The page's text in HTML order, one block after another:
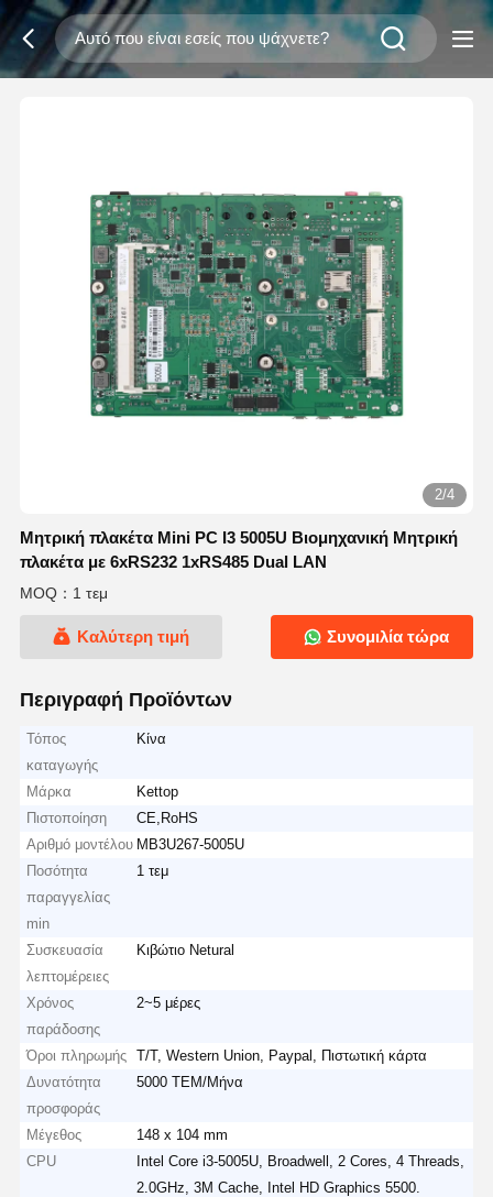
3/4
Μητρική πλακέτα Mini PC I3 5005U Βιομηχανική Μητρική
πλακέτα με 6xRS232 1xRS485 Dual LAN
MOQ：1 τεμ
Καλύτερη τιμή Συνομιλία τώρα
Περιγραφή Προϊόντων
Τόπος
καταγωγής
Κίνα
Μάρκα
Kettop
Πιστοποίηση
CE,RoHS
Αριθμό μοντέλου MB3U267-5005U
Ποσότητα
παραγγελίας
min
1 τεμ
Συσκευασία
λεπτομέρειες
Κιβώτιο Netural
Χρόνος
παράδοσης
2~5 μέρες
Όροι πληρωμής
T/T, Western Union, Paypal, Πιστωτική κάρτα
Δυνατότητα
προσφοράς
5000 ΤΕΜ/Μήνα
Μέγεθος
148 x 104 mm
CPU
Intel Core i3-5005U, Broadwell, 2 Cores, 4 Threads,
2.0GHz, 3M Cache, Intel HD Graphics 5500.